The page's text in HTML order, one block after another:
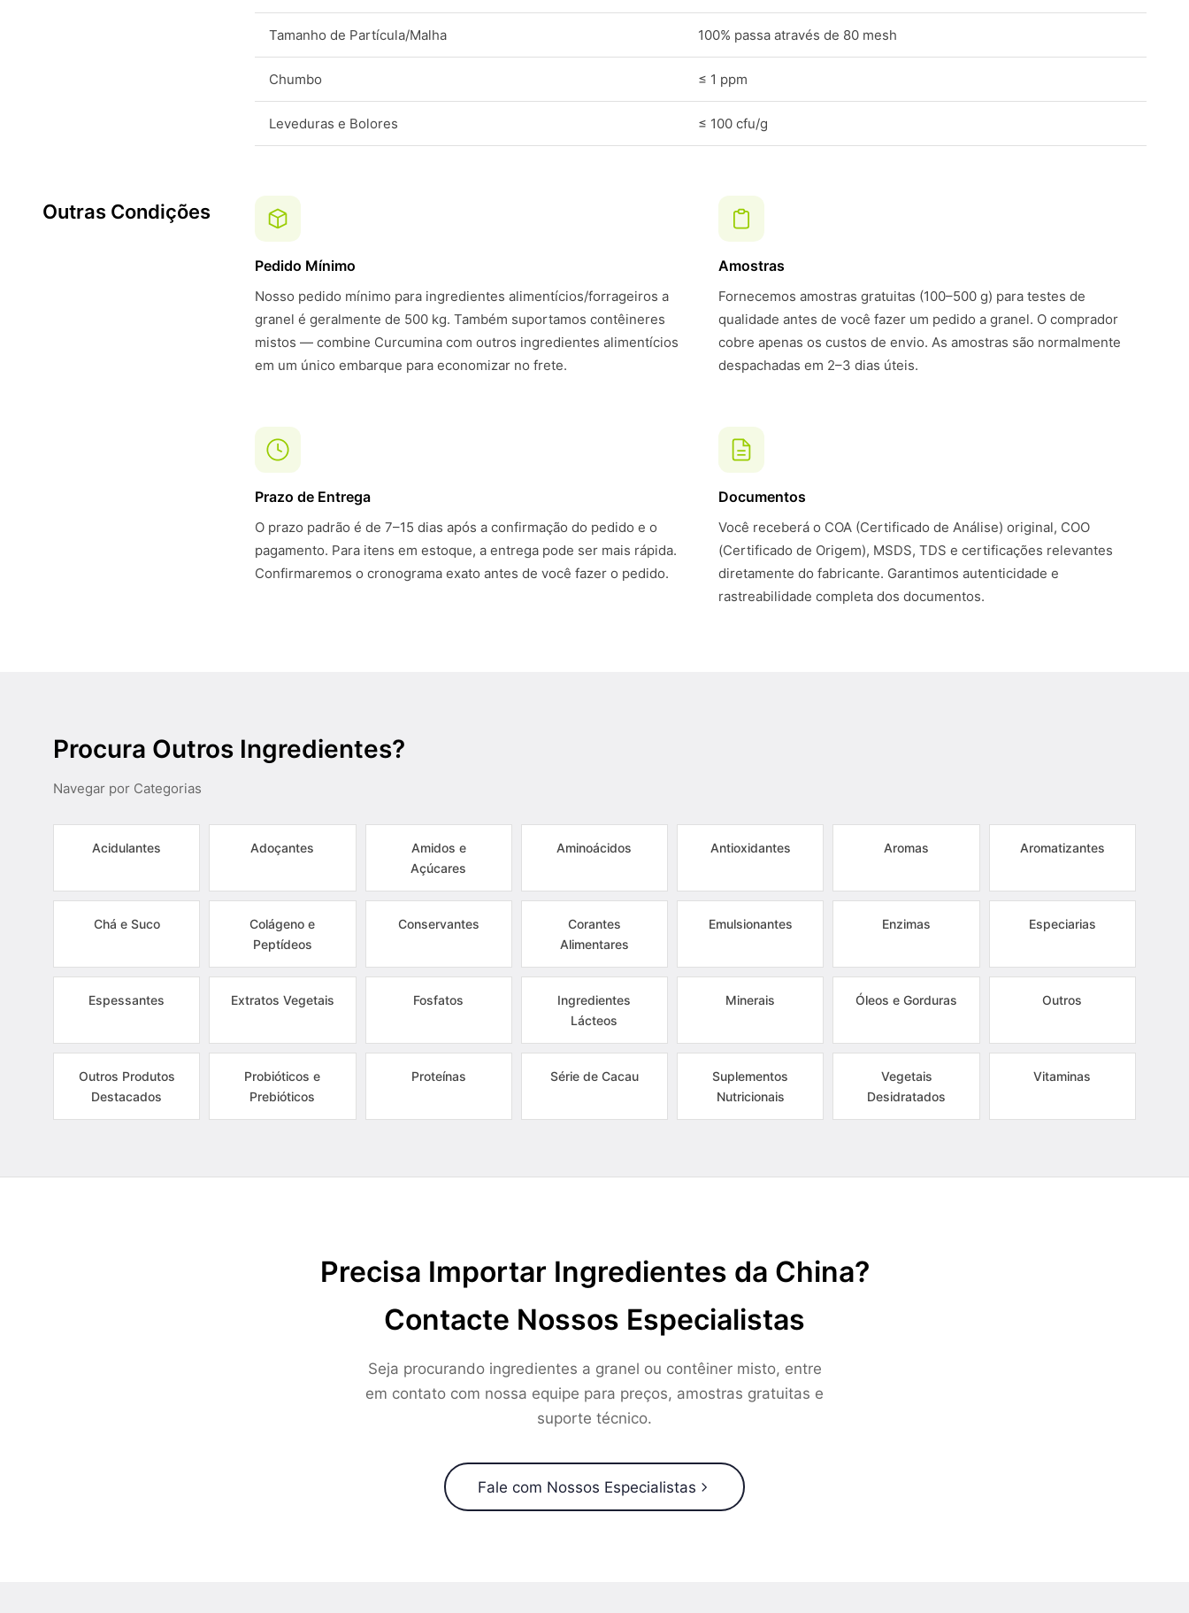
Tamanho de Partícula/Malha 100% passa através de 80 mesh
Chumbo ≤ 1 ppm
Leveduras e Bolores ≤ 100 cfu/g
Outras Condições
Pedido Mínimo
Nosso pedido mínimo para ingredientes alimentícios/forrageiros a
granel é geralmente de 500 kg. Também suportamos contêineres
mistos — combine Curcumina com outros ingredientes alimentícios
em um único embarque para economizar no frete.
Amostras
Fornecemos amostras gratuitas (100–500 g) para testes de
qualidade antes de você fazer um pedido a granel. O comprador
cobre apenas os custos de envio. As amostras são normalmente
despachadas em 2–3 dias úteis.
Prazo de Entrega
O prazo padrão é de 7–15 dias após a confirmação do pedido e o
pagamento. Para itens em estoque, a entrega pode ser mais rápida.
Confirmaremos o cronograma exato antes de você fazer o pedido.
Documentos
Você receberá o COA (Certificado de Análise) original, COO
(Certificado de Origem), MSDS, TDS e certificações relevantes
diretamente do fabricante. Garantimos autenticidade e
rastreabilidade completa dos documentos.
Procura Outros Ingredientes?
Navegar por Categorias
Acidulantes Adoçantes
Amidos e
Açúcares
Aminoácidos Antioxidantes Aromas Aromatizantes
Chá e Suco
Colágeno e
Peptídeos
Conservantes
Corantes
Alimentares
Emulsionantes Enzimas Especiarias
Espessantes Extratos Vegetais Fosfatos
Ingredientes
Lácteos
Minerais Óleos e Gorduras Outros
Outros Produtos
Destacados
Probióticos e
Prebióticos
Proteínas Série de Cacau
Suplementos
Nutricionais
Vegetais
Desidratados
Vitaminas
Precisa Importar Ingredientes da China?
Contacte Nossos Especialistas
Seja procurando ingredientes a granel ou contêiner misto, entre
em contato com nossa equipe para preços, amostras gratuitas e
suporte técnico.
Fale com Nossos Especialistas